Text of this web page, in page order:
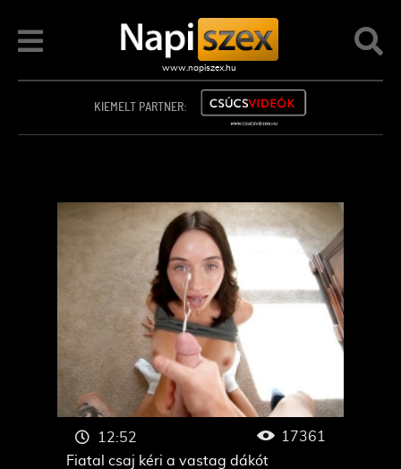
KIEMELT PARTNER:
Fiatal csaj kéri a vastag dákót
12:52 17361